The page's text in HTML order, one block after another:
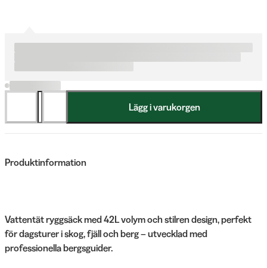
Lägg i varukorgen
Produktinformation
Vattentät ryggsäck med 42L volym och stilren design, perfekt
för dagsturer i skog, fjäll och berg – utvecklad med
professionella bergsguider.